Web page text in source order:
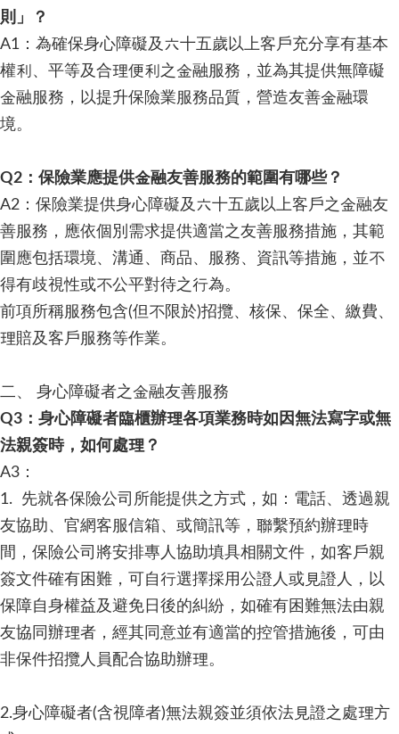
則」？
A1：為確保身心障礙及六十五歲以上客戶充分享有基本
權利、平等及合理便利之金融服務，並為其提供無障礙
金融服務，以提升保險業服務品質，營造友善金融環
境。
Q2：保險業應提供金融友善服務的範圍有哪些？
A2：保險業提供身心障礙及六十五歲以上客戶之金融友
善服務，應依個別需求提供適當之友善服務措施，其範
圍應包括環境、溝通、商品、服務、資訊等措施，並不
得有歧視性或不公平對待之行為。
前項所稱服務包含(但不限於)招攬、核保、保全、繳費、
理賠及客戶服務等作業。
二、 身心障礙者之金融友善服務
Q3：身心障礙者臨櫃辦理各項業務時如因無法寫字或無
法親簽時，如何處理？
A3：
1. 先就各保險公司所能提供之方式，如：電話、透過親
友協助、官網客服信箱、或簡訊等，聯繫預約辦理時
間，保險公司將安排專人協助填具相關文件，如客戶親
簽文件確有困難，可自行選擇採用公證人或見證人，以
保障自身權益及避免日後的糾紛，如確有困難無法由親
友協同辦理者，經其同意並有適當的控管措施後，可由
非保件招攬人員配合協助辦理。
2.身心障礙者(含視障者)無法親簽並須依法見證之處理方